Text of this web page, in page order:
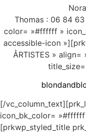
Thomas : 06 84 63
color= »#ffffff »
accessible-icon
ÅRTISTES »
[/
icon_bk_color=
[prkwp_styled_title